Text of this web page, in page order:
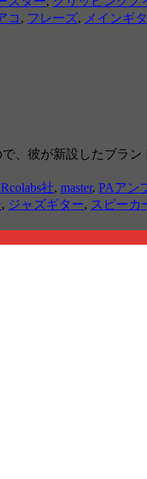
コ , フレーズ, メインギ
彼が新設したブラン
社, master, PAアン
, ジャズギター, スピーカ